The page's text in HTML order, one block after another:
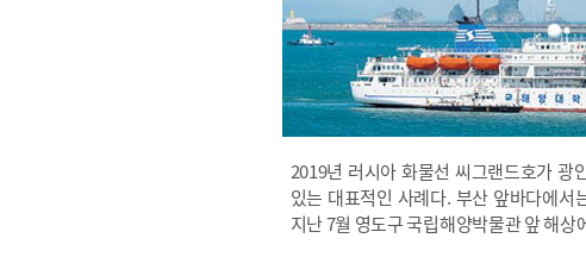
2019년 러시아 화물선 씨그랜드호가 광
있는 대표적인 사례다. 부산 앞바다에
지난 7월 영도구 국립해양박물관 앞 해상